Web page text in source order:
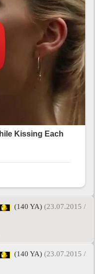
(140 YA) (23.07.2015 /
(140 YA) (23.07.2015 /